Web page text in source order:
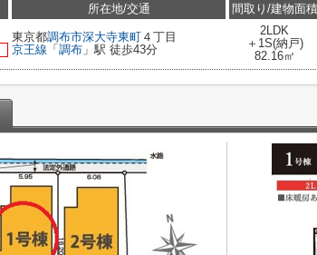
所在地/交通
東京都調布市深大寺東町 ４丁目
京王線 「 調布 」駅 徒歩43分
間取り/建物面積
2LDK
＋1S(納戸)
82.16㎡